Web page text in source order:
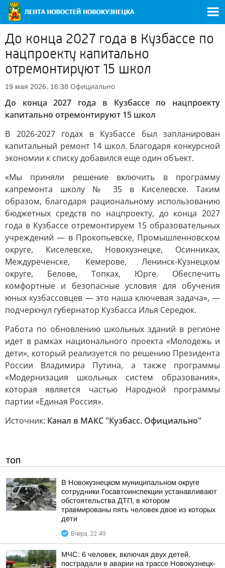
До конца 2027 года в Кузбассе по
нацпроекту капитально
отремонтируют 15 школ
19 мая 2026, 16:38 Официально
До конца 2027 года в Кузбассе по нацпроекту
капитально отремонтируют 15 школ
В 2026-2027 годах в Кузбассе был запланирован
капитальный ремонт 14 школ. Благодаря конкурсной
экономии к списку добавился еще один объект.
«Мы приняли решение включить в программу
капремонта школу № 35 в Киселевске. Таким
образом, благодаря рациональному использованию
бюджетных средств по нацпроекту, до конца 2027
года в Кузбассе отремонтируем 15 образовательных
учреждений — в Прокопьевске, Промышленновском
округе, Киселевске, Новокузнецке, Осинниках,
Междуреченске, Кемерове, Ленинск-Кузнецком
округе, Белове, Топках, Юрге. Обеспечить
комфортные и безопасные условия для обучения
юных кузбассовцев — это наша ключевая задача», —
подчеркнул губернатор Кузбасса Илья Середюк.
Работа по обновлению школьных зданий в регионе
идет в рамках национального проекта «Молодежь и
дети», который реализуется по решению Президента
России Владимира Путина, а также программы
«Модернизация школьных систем образования»,
которая является частью Народной программы
партии «Единая Россия».
Источник: Канал в МАКС "Кузбасс. Официально"
ТОП
В Новокузнецком муниципальном округе
сотрудники Госавтоинспекции устанавливают
обстоятельства ДТП, в котором
травмированы пять человек двое из которых
дети
Вчера, 22:49
МЧС: 6 человек, включая двух детей,
пострадали в аварии на трассе Новокузнецк-